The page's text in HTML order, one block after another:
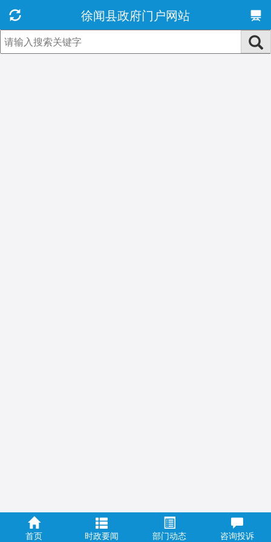
徐闻县政府门户网站
首页 时政要闻 部门动态 咨询投诉